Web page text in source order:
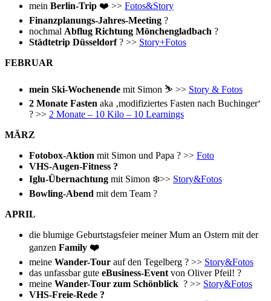
mein Berlin-Trip ❤️ >> Fotos&Story
Finanzplanungs-Jahres-Meeting ?
nochmal Abflug Richtung Mönchengladbach ?
Städtetrip Düsseldorf? >> Story+Fotos
FEBRUAR
mein Ski-Wochenende mit Simon ⛷ >> Story & Fotos
2 Monate Fasten aka ‚modifiziertes Fasten nach Buchinger‘
? >> 2 Monate – 10 Kilo – 10 Learnings
MÄRZ
Fotobox-Aktion mit Simon und Papa ? >> Foto
VHS-Augen-Fitness ?
Iglu-Übernachtung mit Simon ❄️>> Story&Fotos
Bowling-Abend mit dem Team ?
APRIL
die blumige Geburtstagsfeier meiner Mum an Ostern mit der
ganzen Family ❤️
meine Wander-Tour auf den Tegelberg ? >> Story&Fotos
das unfassbar gute eBusiness-Event von Oliver Pfeil! ?
meine Wander-Tour zum Schönblick ? >> Story&Fotos
VHS-Freie-Rede ?